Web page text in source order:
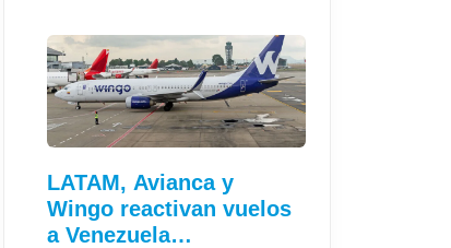
LATAM, Avianca y
Wingo reactivan vuelos
a Venezuela…